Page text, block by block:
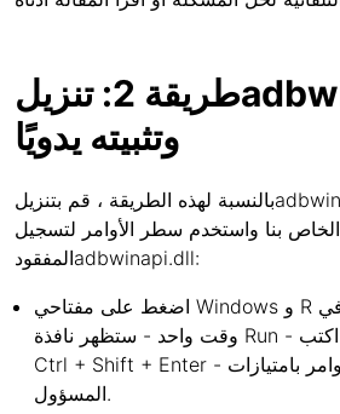
طريقة 2: تنزيلadbwinapi.dll
وتثبيته يدويًا
بالنسبة لهذه الطريقة ، قم بتنزيلadbwinapi.dll على الاستشهاد
الخاص بنا واستخدم سطر الأوامر لتسجيل
المفقودadbwinapi.dll:
اضغط على مفتاحي Windows و R على لوحة المفاتيح في
وقت واحد - ستظهر نافذة Run - اكتب cmd - اضغط على
Ctrl + Shift + Enter - سيظهر أمامك سطر أوامر بامتيازات
المسؤول.